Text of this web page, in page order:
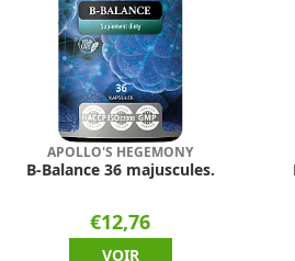
APOLLO'S HEGEMONY
B-Balance 36 majuscules.
€12,76
VOIR